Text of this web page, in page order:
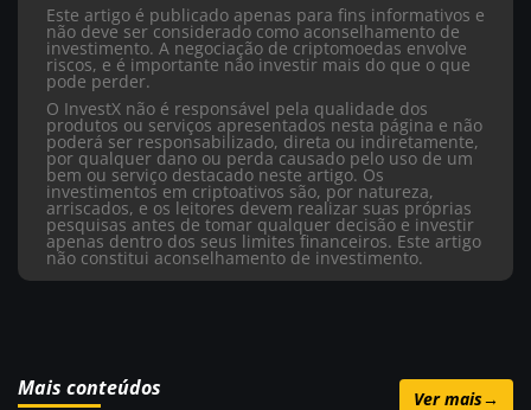
Este artigo é publicado apenas para fins informativos e
não deve ser considerado como aconselhamento de
investimento. A negociação de criptomoedas envolve
riscos, e é importante não investir mais do que o que
pode perder.
O InvestX não é responsável pela qualidade dos
produtos ou serviços apresentados nesta página e não
poderá ser responsabilizado, direta ou indiretamente,
por qualquer dano ou perda causado pelo uso de um
bem ou serviço destacado neste artigo. Os
investimentos em criptoativos são, por natureza,
arriscados, e os leitores devem realizar suas próprias
pesquisas antes de tomar qualquer decisão e investir
apenas dentro dos seus limites financeiros. Este artigo
não constitui aconselhamento de investimento.
Mais conteúdos Ver mais→